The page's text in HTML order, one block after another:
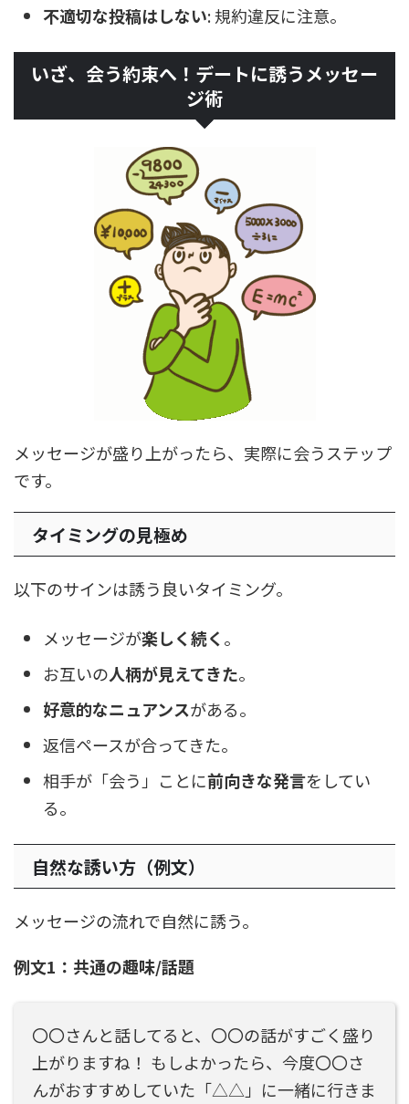
不適切な投稿はしない: 規約違反に注意。
いざ、会う約束へ！デートに誘うメッセー
ジ術
メッセージが盛り上がったら、実際に会うステップ
です。
タイミングの見極め
以下のサインは誘う良いタイミング。
メッセージが楽しく続く 。
お互いの人柄が見えてきた。
好意的なニュアンスがある。
返信ペースが合ってきた。
相手が「会う」ことに前向きな発言をしてい
る。
自然な誘い方（例文）
メッセージの流れで自然に誘う。
例文1：共通の趣味/話題
〇〇さんと話してると、〇〇の話がすごく盛り
上がりますね！ もしよかったら、今度〇〇さ
んがおすすめしていた「△△」に一緒に行きま